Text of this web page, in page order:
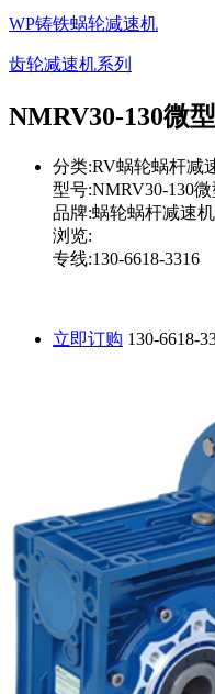
WP铸铁蜗轮减速机
齿轮减速机系列
NMRV30-130微
分类:RV蜗轮蜗杆减
型号:NMRV30-130
品牌:蜗轮蜗杆减速机
浏览:
专线:130-6618-3316
立即订购 130-6618-